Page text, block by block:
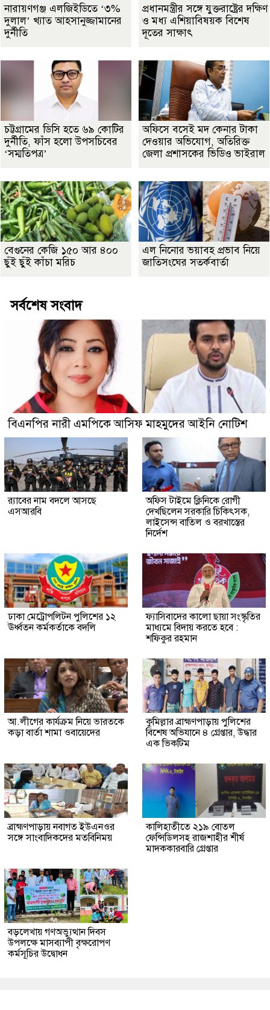
নারায়ণগঞ্জ এলজিইডিতে ‘৩%
দুলাল’ খ্যাত আহসানুজ্জামানের
দুর্নীতি
প্রধানমন্ত্রীর সঙ্গে যুক্তরাষ্ট্রের দক্ষিণ
ও মধ্য এশিয়াবিষয়ক বিশেষ
দূতের সাক্ষাৎ
চট্টগ্রামের ডিসি হতে ৬৯ কোটির
দুর্নীতি, ফাঁস হলো উপসচিবের
‘সম্মতিপত্র’
অফিসে বসেই মদ কেনার টাকা
দেওয়ার অভিযোগ, অতিরিক্ত
জেলা প্রশাসকের ভিডিও ভাইরাল
বেগুনের কেজি ১৫০ আর ৪০০
ছুঁই ছুঁই কাঁচা মরিচ
এল নিনোর ভয়াবহ প্রভাব নিয়ে
জাতিসংঘের সতর্কবার্তা
সর্বশেষ সংবাদ
বিএনপির নারী এমপিকে আসিফ মাহমুদের আইনি নোটিশ
র‍্যাবের নাম বদলে আসছে
এসআরবি
অফিস টাইমে ক্লিনিকে রোগী
দেখছিলেন সরকারি চিকিৎসক,
লাইসেন্স বাতিল ও বরখাস্তের
নির্দেশ
ঢাকা মেট্রোপলিটন পুলিশের ১২
ঊর্ধ্বতন কর্মকর্তাকে বদলি
ফ্যাসিবাদের কালো ছায়া সংস্কৃতির
মাধ্যমে বিদায় করতে হবে :
শফিকুর রহমান
আ.লীগের কার্যক্রম নিয়ে ভারতকে
কড়া বার্তা শামা ওবায়েদের
কুমিল্লার ব্রাহ্মণপাড়ায় পুলিশের
বিশেষ অভিযানে ৪ গ্রেপ্তার, উদ্ধার
এক ভিকটিম
ব্রাহ্মণপাড়ায় নবাগত ইউএনওর
সঙ্গে সাংবাদিকদের মতবিনিময়
কালিহাতীতে ২১৯ বোতল
ফেন্সিডিলসহ রাজশাহীর শীর্ষ
মাদককারবারি গ্রেপ্তার
বড়লেখায় গণঅভ্যুত্থান দিবস
উপলক্ষে মাসব্যাপী বৃক্ষরোপণ
কর্মসূচির উদ্বোধন